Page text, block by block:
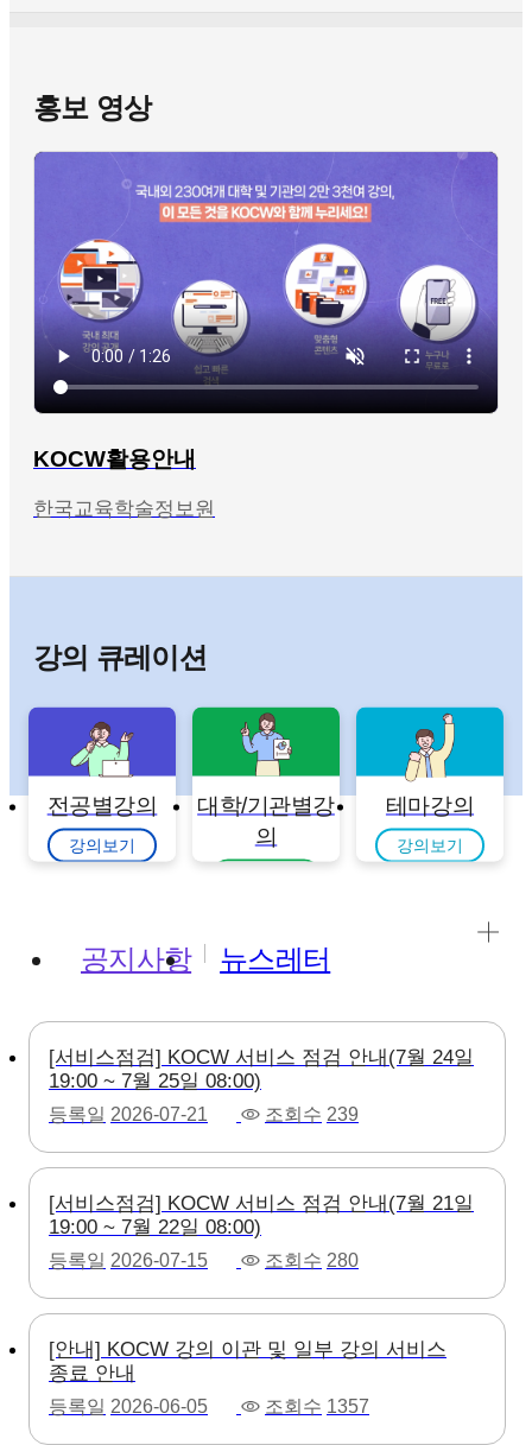
홍보 영상
KOCW활용안내
한국교육학술정보원
강의 큐레이션
전공별강의
강의보기
대학/기관별강
의
테마강의
강의보기
공지사항 뉴스레터
[서비스점검] KOCW 서비스 점검 안내(7월 24일
19:00 ~ 7월 25일 08:00)
등록일 2026-07-21 조회수 239
[서비스점검] KOCW 서비스 점검 안내(7월 21일
19:00 ~ 7월 22일 08:00)
등록일 2026-07-15 조회수 280
[안내] KOCW 강의 이관 및 일부 강의 서비스
종료 안내
등록일 2026-06-05 조회수 1357